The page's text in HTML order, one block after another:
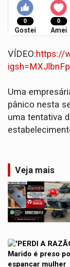
0
Gostei
0
Amei
VÍDEO:https://
​Uma
pânico nesta
uma tentativa
Veja mais